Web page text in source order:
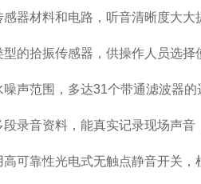
器材料和电路，听音清晰度大大
的拾振传感器，供操作人员选择
声范围，多达31个带通滤波器的
录音资料，能真实记录现场声音
可靠性光电式无触点静音开关，